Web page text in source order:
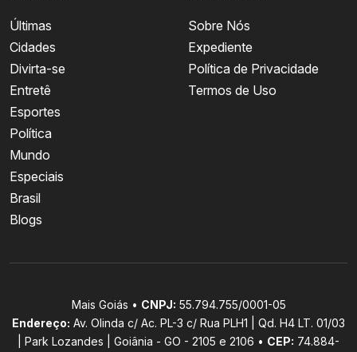
Últimas
Cidades
Divirta-se
Entretê
Esportes
Política
Mundo
Especiais
Brasil
Blogs
Sobre Nós
Expediente
Política de Privacidade
Termos de Uso
Mais Goiás • CNPJ: 55.794.755/0001-05
Endereço: Av. Olinda c/ Ac. PL-3 c/ Rua PLH1 | Qd. H4 LT. 01/03
| Park Lozandes | Goiânia - GO - 2105 e 2106 • CEP: 74.884-